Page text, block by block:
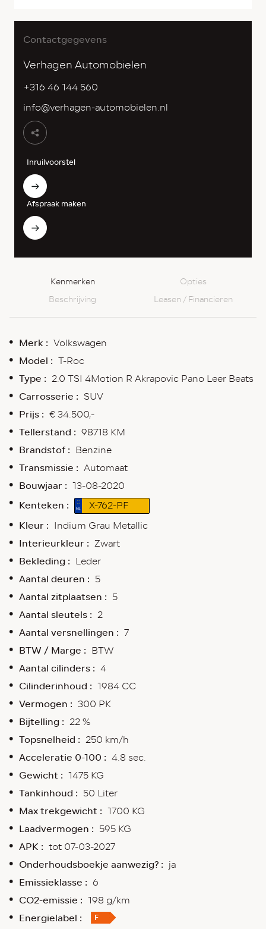
Contactgegevens
Verhagen Automobielen
+316 46 144 560
info@verhagen-automobielen.nl
Inruilvoorstel
Afspraak maken
Kenmerken
Opties
Beschrijving
Leasen / Financieren
Merk : Volkswagen
Model : T-Roc
Type : 2.0 TSI 4Motion R Akrapovic Pano Leer Beats
Carrosserie : SUV
Prijs : € 34.500,-
Tellerstand : 98718 KM
Brandstof : Benzine
Transmissie : Automaat
Bouwjaar : 13-08-2020
Kenteken : X-762-PF
Kleur : Indium Grau Metallic
Interieurkleur : Zwart
Bekleding : Leder
Aantal deuren : 5
Aantal zitplaatsen : 5
Aantal sleutels : 2
Aantal versnellingen : 7
BTW / Marge : BTW
Aantal cilinders : 4
Cilinderinhoud : 1984 CC
Vermogen : 300 PK
Bijtelling : 22 %
Topsnelheid : 250 km/h
Acceleratie 0-100 : 4.8 sec.
Gewicht : 1475 KG
Tankinhoud : 50 Liter
Max trekgewicht : 1700 KG
Laadvermogen : 595 KG
APK : tot 07-03-2027
Onderhoudsboekje aanwezig? : ja
Emissieklasse : 6
CO2-emissie : 198 g/km
Energielabel :